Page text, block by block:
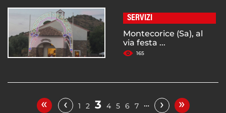
SERVIZI
Montecorice (Sa), al
via festa ...
165
« ‹ 1 2 3 4 5 6 7 … › »